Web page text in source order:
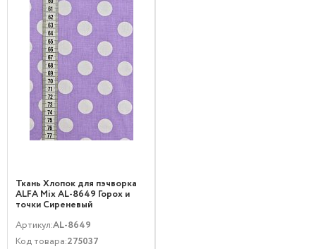
Ткань Хлопок для пэчворка
ALFA Mix AL-8649 Горох и
точки Сиреневый
Артикул:AL-8649
Код товара:275037